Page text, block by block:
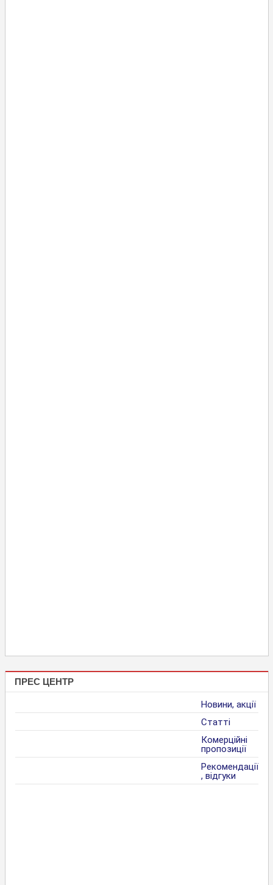
ПРЕС ЦЕНТР
Новини, акції
Статті
Комерційні
пропозиції
Рекомендації
, відгуки